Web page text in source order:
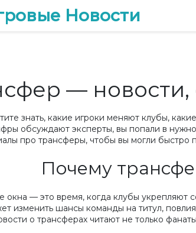
Новости
— новости,
знать, какие игроки меняют клубы,
обсуждают эксперты, вы попали в
про трансферы, чтобы вы могли быстро
Почему
окна — это время, когда клубы укрепляют
изменить шансы команды на титул,
о трансферах читают не только